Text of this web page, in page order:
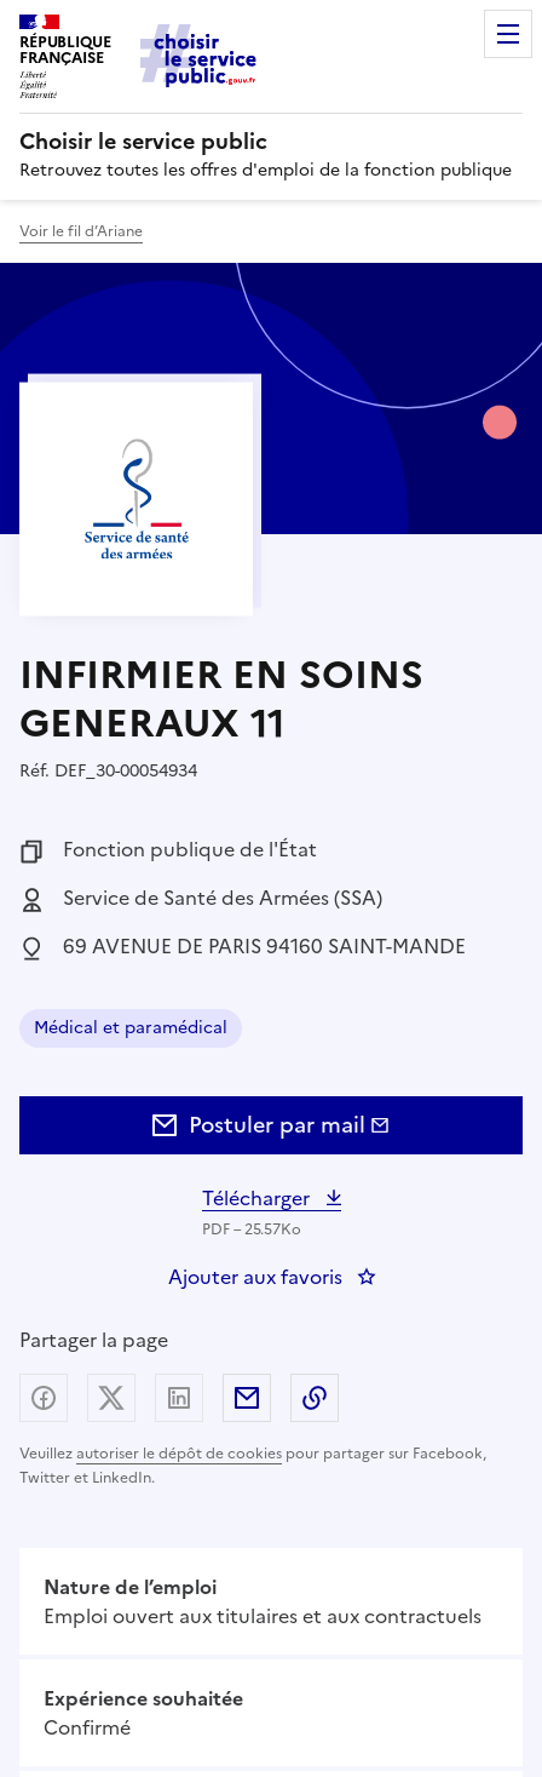
RÉPUBLIQUE
FRANÇAISE
Choisir le service public
Retrouvez toutes les offres d'emploi de la fonction publique
Voir le fil d’Ariane
INFIRMIER EN SOINS
GENERAUX 11
Réf. Référence :
DEF_30-00054934
Fonction publique :
Fonction publique de l'État
Employeur :
Service de Santé des Armées (SSA)
Localisation :
69 AVENUE DE PARIS 94160 SAINT-MANDE
Domaine :
Médical et paramédical
Postuler par mail
Télécharger
PDF – 25.57Ko
Ajouter aux favoris : INFIRMIER EN
Partager la page
Veuillezautoriser le dépôt de cookies pour partager sur Facebook,
Twitter et LinkedIn.
Partager sur Facebook
Partager sur X (anciennement Twitter) -
Partager sur LinkedIn
Partager par email
Nature de l’emploi
Emploi ouvert aux titulaires et aux contractuels
Expérience souhaitée
Confirmé